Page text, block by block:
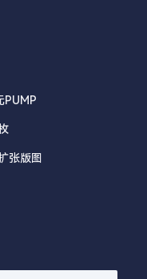
PUMP
张版图